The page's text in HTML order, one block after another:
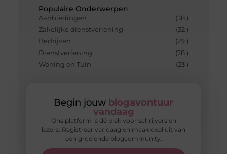
Populaire Onderwerpen
Aanbiedingen
(38 )
Zakelijke dienstverlening
(32 )
Bedrijven
(29 )
Dienstverlening
(28 )
Woning en Tuin
(23 )
Begin jouw blogavontuur
vandaag
Ons platform is dé plek voor schrijvers en
lezers. Registreer vandaag en maak deel uit van
een groeiende blogcommunity.